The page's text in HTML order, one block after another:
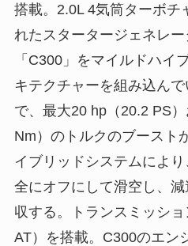
搭載。2.0L 4気筒ターボチ
れたスタータージェネレ
「C300」をマイルドハイ
キテクチャーを組み込ん
で、最大20 hp（20.2 PS
Nm）のトルクのブースト
イブリッドシステムによ
全にオフにして滑空し、
収する。トランスミッシ
AT）を搭載。C300のエン